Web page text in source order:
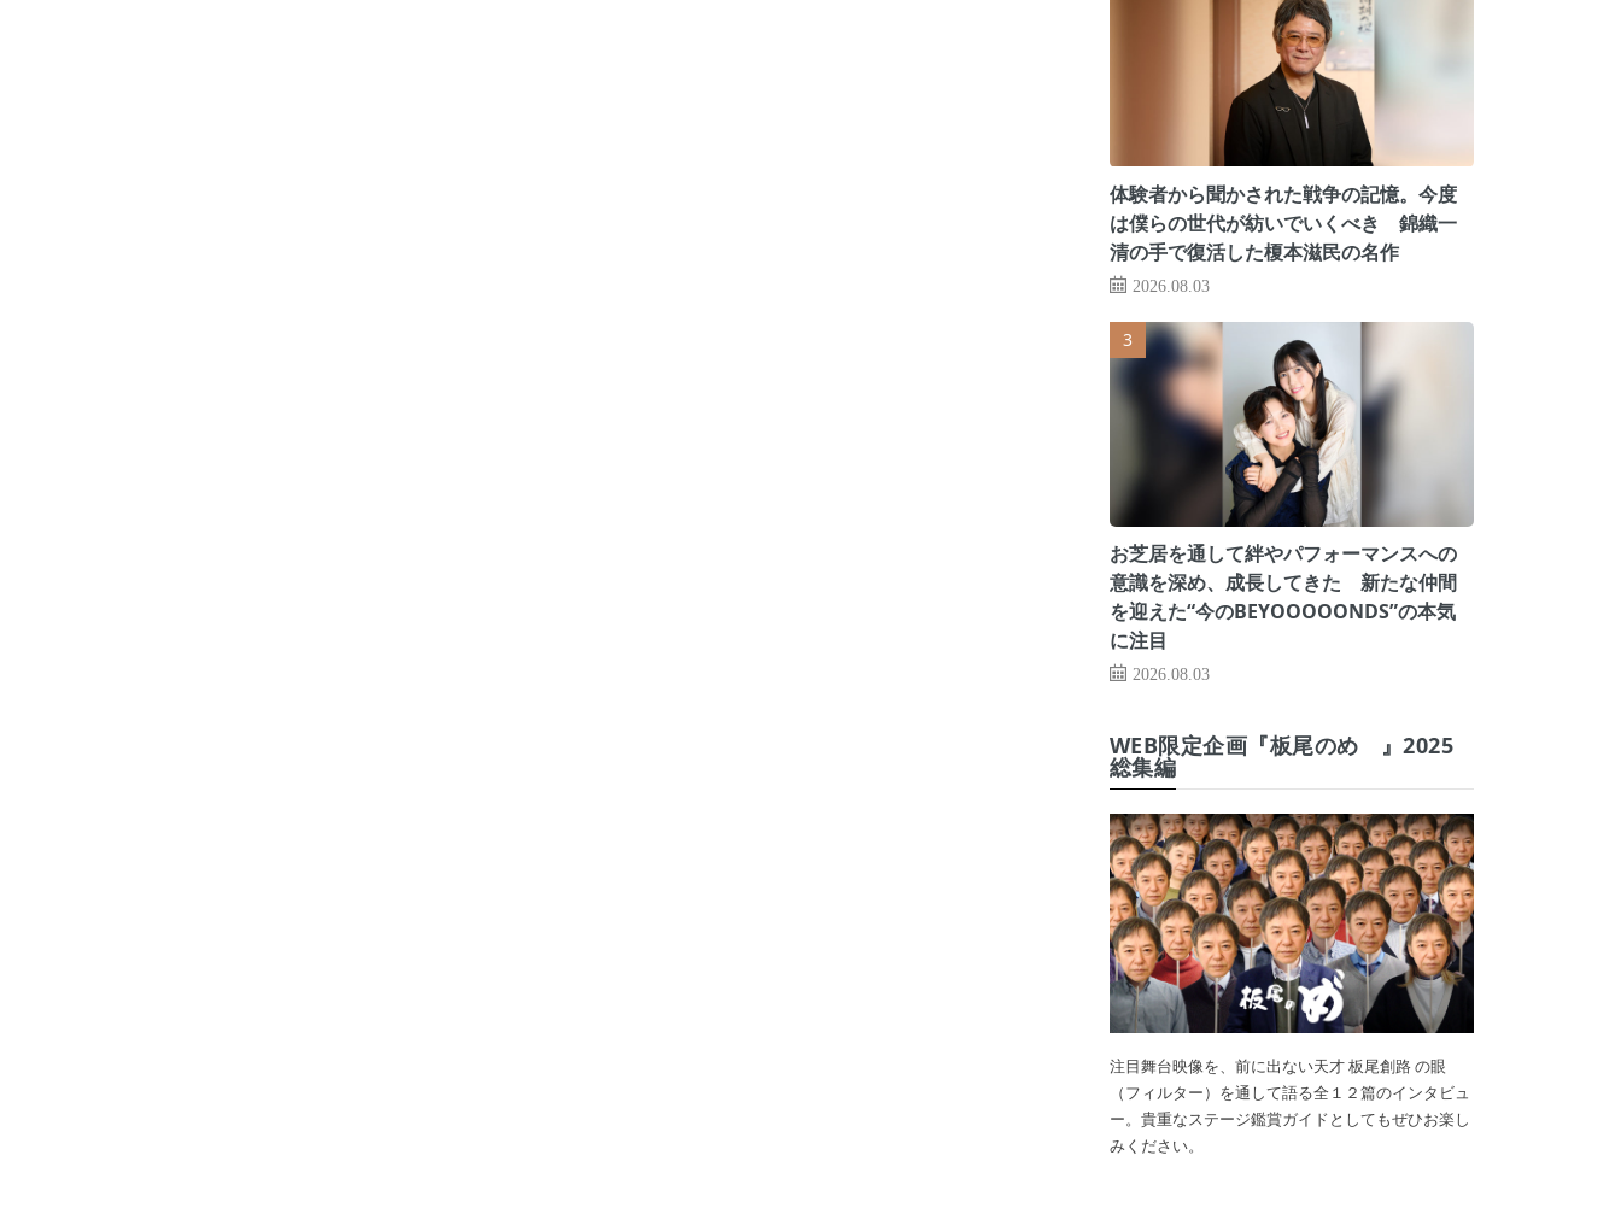
体験者から聞かされた戦争の記憶。今度
は僕らの世代が紡いでいくべき 錦織一
清の手で復活した榎本滋民の名作
2026.08.03
お芝居を通して絆やパフォーマンスへの
意識を深め、成長してきた 新たな仲間
を迎えた“今のBEYOOOOONDS”の本気
に注目
2026.08.03
WEB限定企画『板尾のめ゙』2025
総集編
注目舞台映像を、前に出ない天才 板尾創路 の眼
（フィルター）を通して語る全１２篇のインタビュ
ー。貴重なステージ鑑賞ガイドとしてもぜひお楽し
みください。